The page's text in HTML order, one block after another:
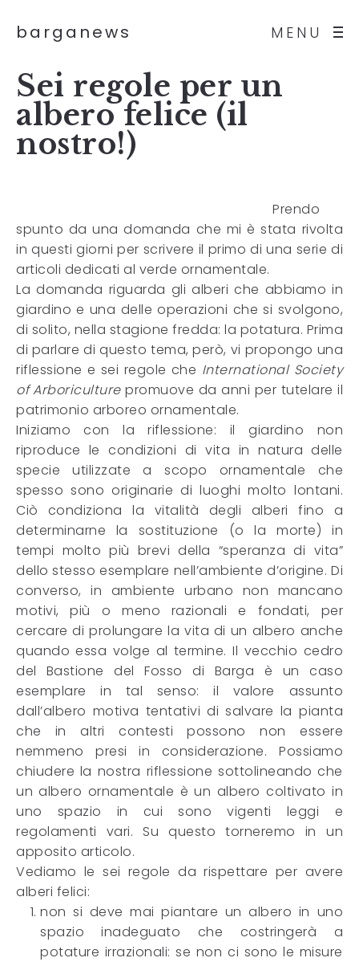
MENU
barganews
Sei regole per un
albero felice (il
nostro!)
Prendo
spunto da una domanda che mi è stata rivolta
in questi giorni per scrivere il primo di una serie di
articoli dedicati al verde ornamentale.
La domanda riguarda gli alberi che abbiamo in
giardino e una delle operazioni che si svolgono,
di solito, nella stagione fredda: la potatura. Prima
di parlare di questo tema, però, vi propongo una
riflessione e sei regole che International Society
of Arboriculturepromuove da anni per tutelare il
patrimonio arboreo ornamentale.
Iniziamo con la riflessione: il giardino non
riproduce le condizioni di vita in natura delle
specie utilizzate a scopo ornamentale che
spesso sono originarie di luoghi molto lontani.
Ciò condiziona la vitalità degli alberi fino a
determinarne la sostituzione (o la morte) in
tempi molto più brevi della “speranza di vita”
dello stesso esemplare nell’ambiente d’origine. Di
converso, in ambiente urbano non mancano
motivi, più o meno razionali e fondati, per
cercare di prolungare la vita di un albero anche
quando essa volge al termine. Il vecchio cedro
del Bastione del Fosso di Barga è un caso
esemplare in tal senso: il valore assunto
dall’albero motiva tentativi di salvare la pianta
che in altri contesti possono non essere
nemmeno presi in considerazione. Possiamo
chiudere la nostra riflessione sottolineando che
un albero ornamentale è un albero coltivato in
uno spazio in cui sono vigenti leggi e
regolamenti vari. Su questo torneremo in un
apposito articolo.
Vediamo le sei regole da rispettare per avere
alberi felici:
non si deve mai piantare un albero in uno
spazio inadeguato che costringerà a
potature irrazionali: se non ci sono le misure